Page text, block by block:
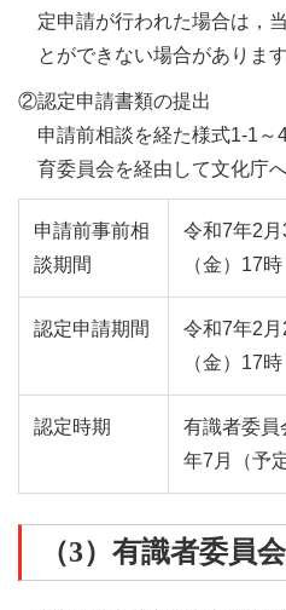
定申請が行われた場合は，
とができない場合があります
②認定申請書類の提出
申請前相談を経た様式1-1
育委員会を経由して文化庁
申請前事前相
談期間
令和7年2月
（金） 17時
認定申請期間 令和7年2月
（金） 17時
認定時期
有識者委員
年7月（予定
（3）有識者委員